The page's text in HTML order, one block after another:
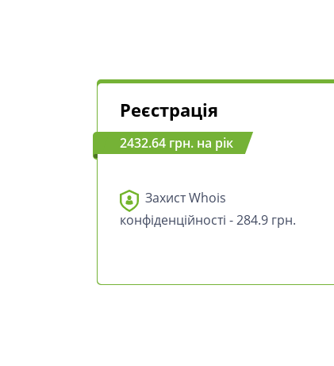
Реєстрація
2432.64 грн. на рік
Захист Whois
конфіденційності - 284.9 грн.